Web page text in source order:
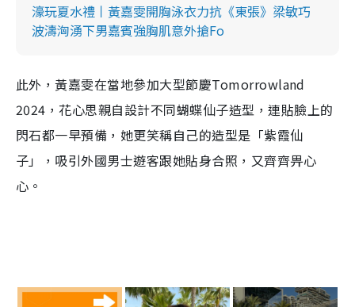
濠玩夏水禮丨黃嘉雯開胸泳衣力抗《東張》梁敏巧
波濤洶湧下男嘉賓強胸肌意外搶Fo
此外，黃嘉雯在當地參加大型節慶Tomorrowland
2024，花心思親自設計不同蝴蝶仙子造型，連貼臉上的
閃石都一早預備，她更笑稱自己的造型是「紫霞仙
子」，吸引外國男士遊客跟她貼身合照，又齊齊畀心
心。